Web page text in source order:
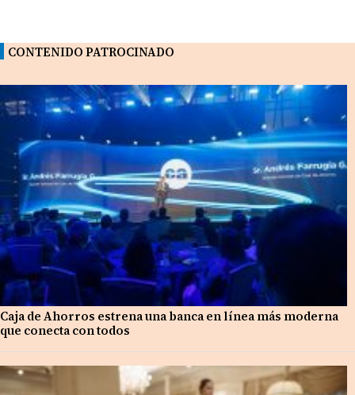
CONTENIDO PATROCINADO
Caja de Ahorros estrena una banca en línea más moderna
que conecta con todos